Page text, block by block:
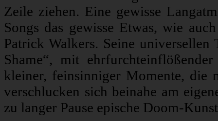
Zeile ziehen. Eine gewisse
Songs das gewisse Etwas, wie
Patrick Walkers. Seine
Shame“, mit
kleiner, feinsinniger Momente, die
verschlucken sich beinahe am
zu langer Pause epische Doom-